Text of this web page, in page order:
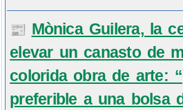
📰 Mònica Guilera, la
elevar un canasto de
colorida obra de arte:
preferible a una bolsa